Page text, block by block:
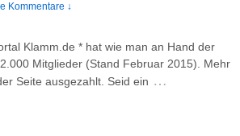
Kommentare ↓
Klamm.de * hat wie man an Hand der
Mitglieder (Stand Februar 2015). Mehr
Seite ausgezahlt. Seid ein …